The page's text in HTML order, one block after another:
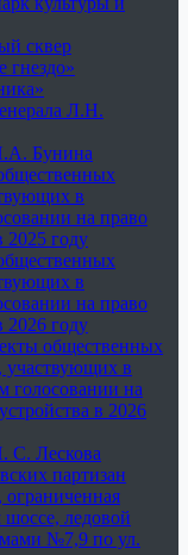
сквер
гнездо»
Л.Н.
Бунина
в
на право
2025 году
в
на право
2026 году
общественных
участвующих в
голосовании на
в 2026
С. Лескова
партизан
ограниченная
ледовой
№7,9 по ул.